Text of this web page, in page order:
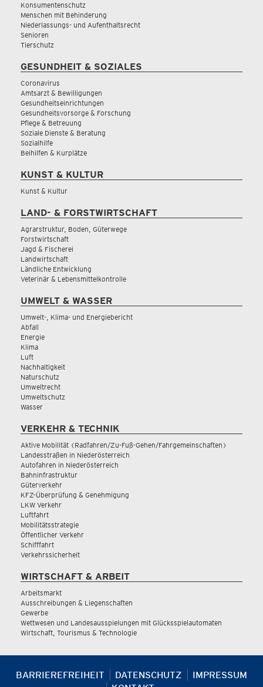
Konsumentenschutz
Menschen mit Behinderung
Niederlassungs- und Aufenthaltsrecht
Senioren
Tierschutz
GESUNDHEIT & SOZIALES
Coronavirus
Amtsarzt & Bewilligungen
Gesundheitseinrichtungen
Gesundheitsvorsorge & Forschung
Pflege & Betreuung
Soziale Dienste & Beratung
Sozialhilfe
Beihilfen & Kurplätze
KUNST & KULTUR
Kunst & Kultur
LAND- & FORSTWIRTSCHAFT
Agrarstruktur, Boden, Güterwege
Forstwirtschaft
Jagd & Fischerei
Landwirtschaft
Ländliche Entwicklung
Veterinär & Lebensmittelkontrolle
UMWELT & WASSER
Umwelt-, Klima- und Energiebericht
Abfall
Energie
Klima
Luft
Nachhaltigkeit
Naturschutz
Umweltrecht
Umweltschutz
Wasser
VERKEHR & TECHNIK
Aktive Mobilität (Radfahren/Zu-Fuß-Gehen/Fahrgemeinschaften)
Landesstraßen in Niederösterreich
Autofahren in Niederösterreich
Bahninfrastruktur
Güterverkehr
KFZ-Überprüfung & Genehmigung
LKW Verkehr
Luftfahrt
Mobilitätsstrategie
Öffentlicher Verkehr
Schifffahrt
Verkehrssicherheit
WIRTSCHAFT & ARBEIT
Arbeitsmarkt
Ausschreibungen & Liegenschaften
Gewerbe
Wettwesen und Landesausspielungen mit Glücksspielautomaten
Wirtschaft, Tourismus & Technologie
BARRIEREFREIHEIT DATENSCHUTZ
IMPRESSUM